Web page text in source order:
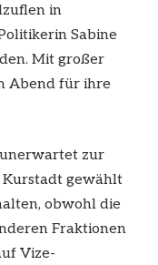
in
Sabine
Mit großer
Abend für ihre
zur
gewählt
obwohl die
Fraktionen
Vize-